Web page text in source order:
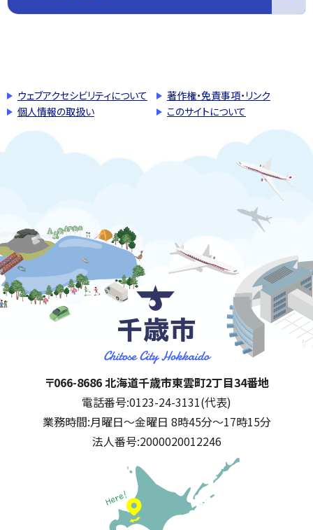
ウェブアクセシビリティについて
著作権・免責事項・リンク
個人情報の取扱い
このサイトについて
千歳市
住所:
〒066-8686 北海道千歳市東雲町2丁目34番地
電話番号:0123-24-3131(代表)
業務時間:月曜日～金曜日 8時45分～17時15分
法人番号:2000020012246